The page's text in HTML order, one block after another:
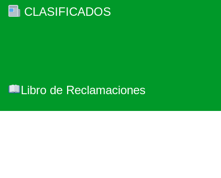
CLASIFICADOS
Libro de Reclamaciones